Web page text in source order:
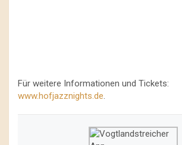
Für weitere Informationen und Tickets:
www.hofjazznights.de.